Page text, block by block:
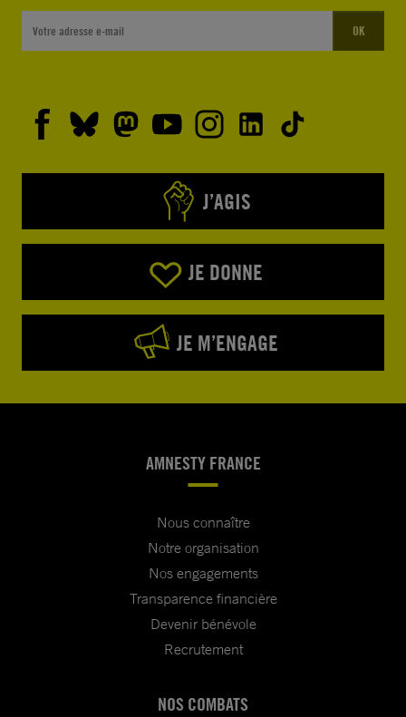
OK
J’AGIS
JE DONNE
JE M’ENGAGE
AMNESTY FRANCE
Nous connaître
Notre organisation
Nos engagements
Transparence financière
Devenir bénévole
Recrutement
NOS COMBATS